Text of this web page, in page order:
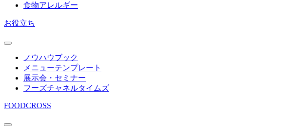
食物アレルギー
お役立ち
ノウハウブック
メニューテンプレート
展示会・セミナー
フーズチャネルタイムズ
FOODCROSS